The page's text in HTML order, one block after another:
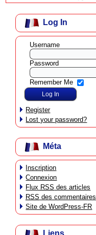
Log In
Username
Password
Remember Me
Register
Lost your password?
Méta
Inscription
Connexion
Flux RSS des articles
RSS des commentaires
Site de WordPress-FR